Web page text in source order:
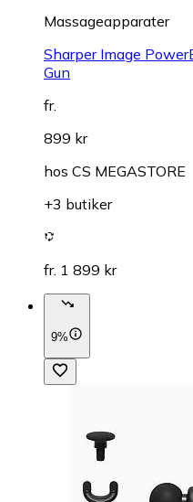
Massageapparater
Sharper Image
Gun
fr.
899 kr
hos CS MEGASTORE
+3 butiker
fr. 1 899 kr
9%